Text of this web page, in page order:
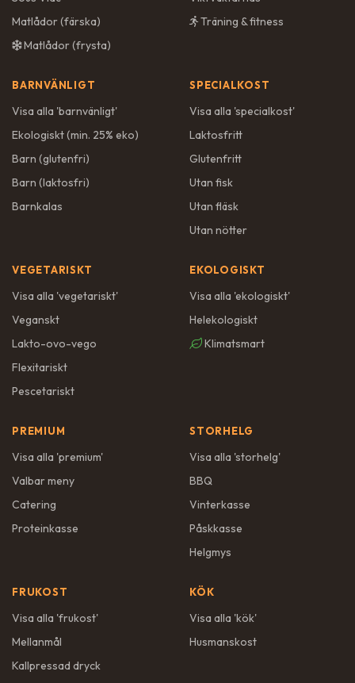
Matlådor (färska)
Matlådor (frysta)
Träning & fitness
BARNVÄNLIGT
Visa alla 'barnvänligt'
Ekologiskt (min. 25% eko)
Barn (glutenfri)
Barn (laktosfri)
Barnkalas
SPECIALKOST
Visa alla 'specialkost'
Laktosfritt
Glutenfritt
Utan fisk
Utan fläsk
Utan nötter
VEGETARISKT
Visa alla 'vegetariskt'
Veganskt
Lakto-ovo-vego
Flexitariskt
Pescetariskt
EKOLOGISKT
Visa alla 'ekologiskt'
Helekologiskt
Klimatsmart
PREMIUM
Visa alla 'premium'
Valbar meny
Catering
Proteinkasse
STORHELG
Visa alla 'storhelg'
BBQ
Vinterkasse
Påskkasse
Helgmys
FRUKOST
Visa alla 'frukost'
Mellanmål
Kallpressad dryck
KÖK
Visa alla 'kök'
Husmanskost